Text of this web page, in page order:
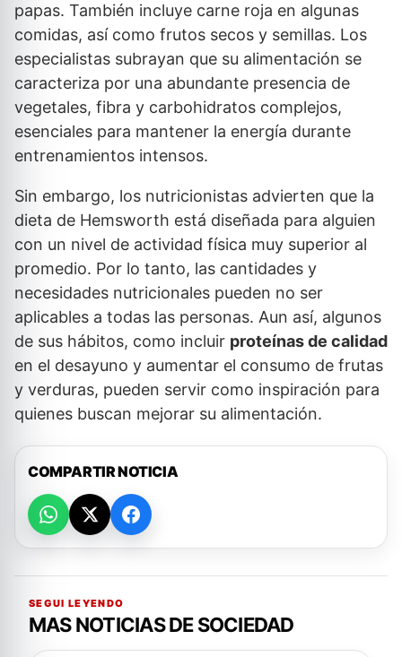
papas. También incluye carne roja en algunas
comidas, así como frutos secos y semillas. Los
especialistas subrayan que su alimentación se
caracteriza por una abundante presencia de
vegetales, fibra y carbohidratos complejos,
esenciales para mantener la energía durante
entrenamientos intensos.
Sin embargo, los nutricionistas advierten que la
dieta de Hemsworth está diseñada para alguien
con un nivel de actividad física muy superior al
promedio. Por lo tanto, las cantidades y
necesidades nutricionales pueden no ser
aplicables a todas las personas. Aun así, algunos
de sus hábitos, como incluir proteínas de calidad
en el desayuno y aumentar el consumo de frutas
y verduras, pueden servir como inspiración para
quienes buscan mejorar su alimentación.
COMPARTIR NOTICIA
SEGUI LEYENDO
MAS NOTICIAS DE SOCIEDAD